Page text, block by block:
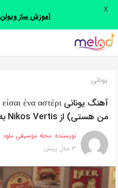
اشتراک
با
از
روش‌های
زیر
این
صفحه
را
یونانی
من هستی) از Nikos Vertis به همراه متن و ترجمه مجزا
نویسنده: مجله موسیقی ملود
3 سال پیش
آموزش ساز ویولن
X